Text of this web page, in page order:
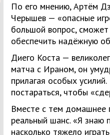
По его мнению, Артём
Черышев — «опасные
большой вопрос,
обеспечить надёжную
Диего Коста —
матча с Ираном, он
прилагая особых
постараться, чтобы
Вместе с тем домашнее
реальный шанс. «Я знаю
насколько тяжело